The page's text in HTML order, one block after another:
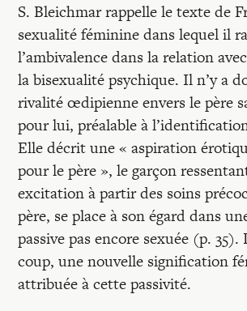
S. Bleichmar rappelle le texte de
sexualité féminine dans lequel il
l’ambivalence dans la relation
la bisexualité psychique. Il n’y a
rivalité œdipienne envers le père
pour lui, préalable à
Elle décrit une « aspiration
pour le père », le garçon
excitation à partir des soins
père, se place à son égard dans
passive pas encore sexuée (p. 35).
coup, une nouvelle signification
attribuée à cette passivité.